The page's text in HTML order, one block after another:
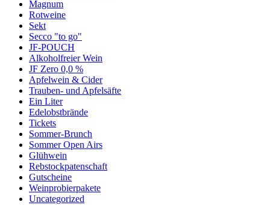
Magnum
Rotweine
Sekt
Secco "to go"
JF-POUCH
Alkoholfreier Wein
JF Zero 0,0 %
Apfelwein & Cider
Trauben- und Apfelsäfte
Ein Liter
Edelobstbrände
Tickets
Sommer-Brunch
Sommer Open Airs
Glühwein
Rebstockpatenschaft
Gutscheine
Weinprobierpakete
Uncategorized